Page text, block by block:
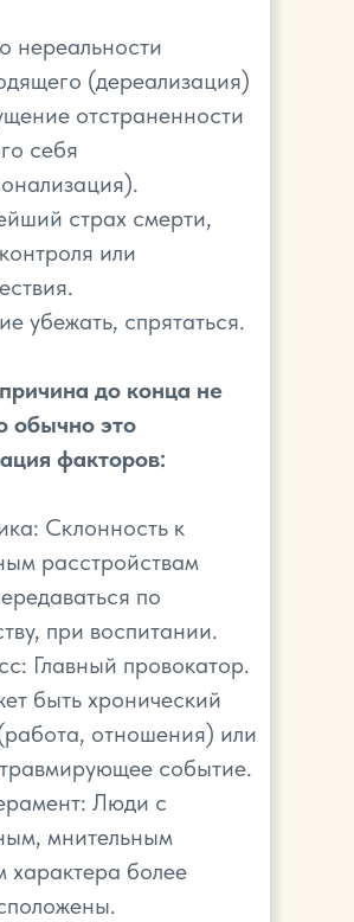
нереальности
(дереализация)
отстраненности
себя
страх смерти,
или
убежать, спрятаться.
до конца не
обычно это
факторов:
Склонность к
расстройствам
по
при воспитании.
Главный провокатор.
быть хронический
отношения) или
событие.
Люди с
мнительным
характера более